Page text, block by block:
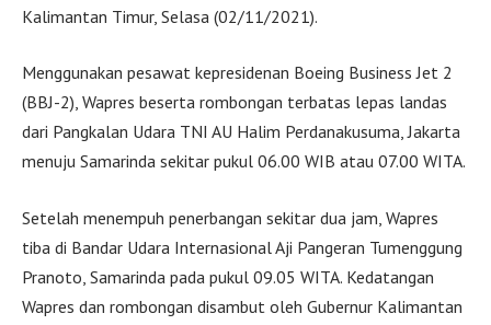
Kalimantan Timur, Selasa (02/11/2021).
Menggunakan pesawat kepresidenan Boeing Business Jet 2
(BBJ-2), Wapres beserta rombongan terbatas lepas landas
dari Pangkalan Udara TNI AU Halim Perdanakusuma, Jakarta
menuju Samarinda sekitar pukul 06.00 WIB atau 07.00 WITA.
Setelah menempuh penerbangan sekitar dua jam, Wapres
tiba di Bandar Udara Internasional Aji Pangeran Tumenggung
Pranoto, Samarinda pada pukul 09.05 WITA. Kedatangan
Wapres dan rombongan disambut oleh Gubernur Kalimantan